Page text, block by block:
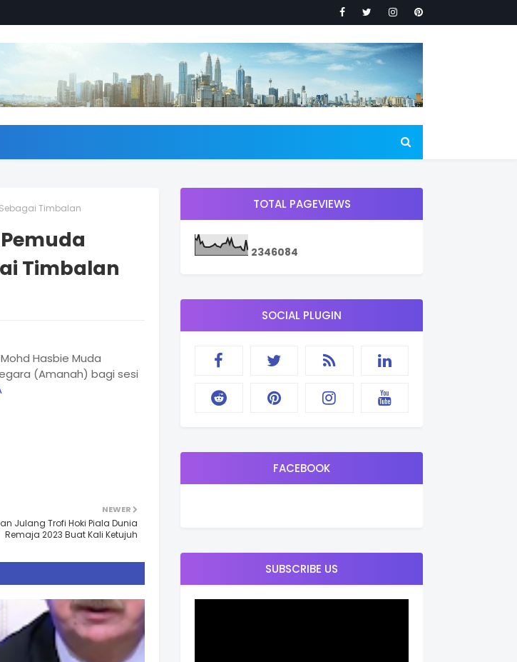
Timbalan
Timbalan
Hasbie Muda
(Amanah) bagi sesi
NEWER
Julang Trofi Hoki Piala Dunia
Remaja 2023 Buat Kali Ketujuh
TOTAL PAGEVIEWS
2346084
SOCIAL PLUGIN
FACEBOOK
SUBSCRIBE US